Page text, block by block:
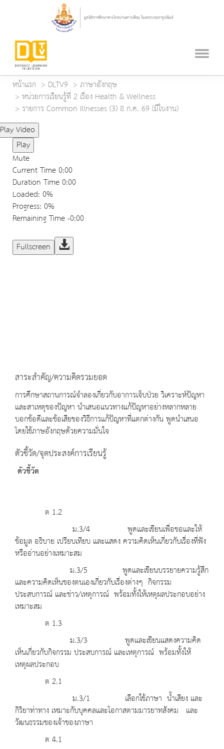
หน้าแรก DLTV9
ภาษาอังกฤษ
หน่วยการเรียนรู้ที่ 2 เรื่อง Health & Wellness
รายการ Common Illnesses (3) 8 ก.ค. 69 (มีใบงาน)
Play Video
Play
Mute
Current Time0:00
Duration Time0:00
Loaded: 0%
Progress: 0%
Remaining Time-0:00
Fullscreen
สาระสำคัญ/ความคิดรวมยอด
การศึกษาสถานการณ์จำลองเกี่ยวกับอาการเจ็บป่วย วิเคราะห์ปัญหา
และสาเหตุของปัญหา นำเสนอแนวทางแก้ปัญหาอย่างหลากหลาย
บอกข้อดีและข้อเสียของวิธีการแก้ปัญหาที่แตกต่างกัน พูดนำเสนอ
โดยใช้ภาษอังกฤษด้วยความมั่นใจ
ตัวชี้วัด/จุดประสงค์การเรียนรู้
ตัวชี้วัด
ต 1.2
ม.3/4 พูดและเขียนเพื่อขอและให้
ข้อมูล อธิบาย เปรียบเทียบ และแสดง ความคิดเห็นเกี่ยวกับเรื่องที่ฟัง
หรืออ่านอย่างเหมาะสม
ม.3/5 พูดและเขียนบรรยายความรู้สึก
และความคิดเห็นของตนเองเกี่ยวกับเรื่องต่างๆ กิจกรรม
ประสบการณ์ และข่าว/เหตุการณ์ พร้อมทั้งให้เหตุผลประกอบอย่าง
เหมาะสม
ต 1.3
ม.3/3 พูดและเขียนแสดงความคิด
เห็นเกี่ยวกับกิจกรรม ประสบการณ์ และเหตุการณ์ พร้อมทั้งให้
เหตุผลประกอบ
ต 2.1
ม.3/1 เลือกใช้ภาษา น้ำเสียง และ
กิริยาท่าทาง เหมาะกับบุคคลและโอกาสตามมารยาทสังคม และ
วัฒนธรรมของเจ้าของภาษา
ต 4.1